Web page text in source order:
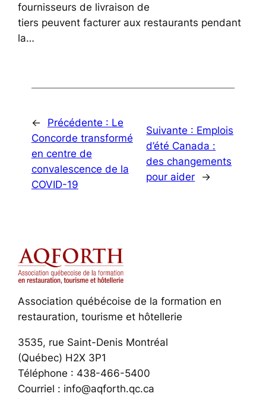
fournisseurs de livraison de
tiers peuvent facturer aux restaurants pendant
la…
← Précédente : Le
Concorde transformé
en centre de
convalescence de la
COVID-19
Suivante : Emplois
d’été Canada :
des changements
pour aider
→
Association québécoise de la formation en
restauration, tourisme et hôtellerie
3535, rue Saint-Denis Montréal
(Québec) H2X 3P1
Téléphone : 438-466-5400
Courriel : info@aqforth.qc.ca